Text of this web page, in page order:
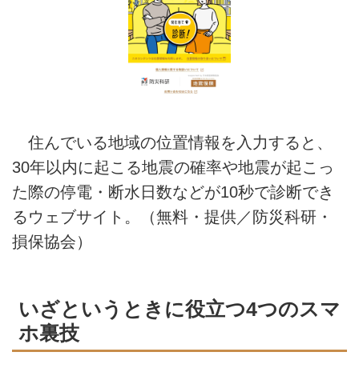
住んでいる地域の位置情報を入力すると、
30年以内に起こる地震の確率や地震が起こっ
た際の停電・断水日数などが10秒で診断でき
るウェブサイト。（無料・提供／防災科研・
損保協会）
いざというときに役立つ4つのスマ
ホ裏技